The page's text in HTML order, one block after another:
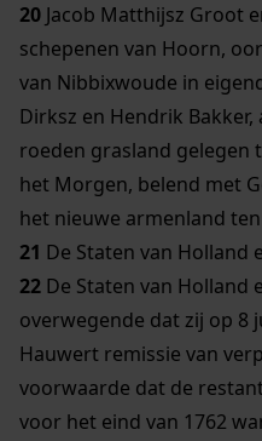
20 Jacob Matthijsz Groot
schepenen van Hoorn,
van Nibbixwoude in
Dirksz en Hendrik
roeden grasland gelegen
het Morgen, belend met
het nieuwe armenland
21 De Staten van Holland
22 De Staten van Holland
overwegende dat zij op 8
Hauwert remissie van
voorwaarde dat de
voor het eind van 1762